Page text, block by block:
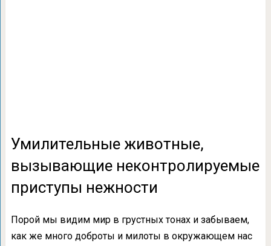
Умилительные животные,
вызывающие неконтролируемые
приступы нежности
Порой мы видим мир в грустных тонах и забываем,
как же много доброты и милоты в окружающем нас